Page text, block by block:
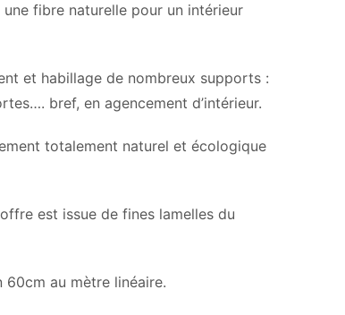
fibre naturelle pour un intérieur
et habillage de nombreux supports :
bref, en agencement d’intérieur.
totalement naturel et écologique
est issue de fines lamelles du
au mètre linéaire.